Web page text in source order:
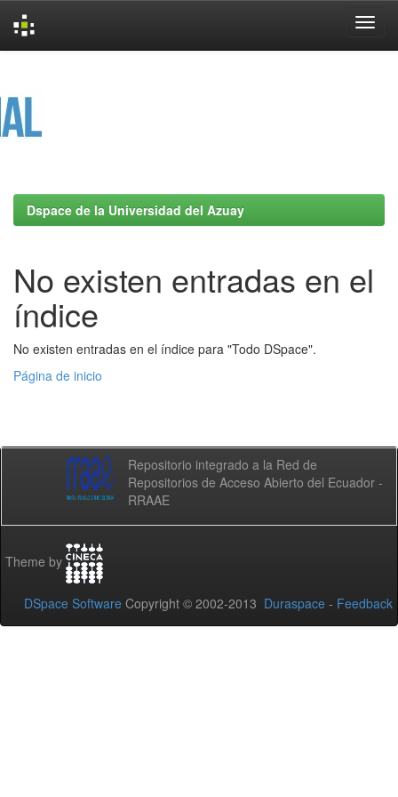
Dspace de la Universidad del Azuay
No existen entradas en el
índice
No existen entradas en el índice para "Todo DSpace".
Página de inicio
Repositorio integrado a la Red de
Repositorios de Acceso Abierto del Ecuador -
RRAAE
Theme by
DSpace Software Copyright © 2002-2013 Duraspace - Feedback